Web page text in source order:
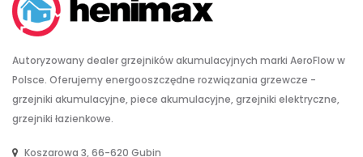
Autoryzowany dealer grzejników akumulacyjnych marki AeroFlow w
Polsce. Oferujemy energooszczędne rozwiązania grzewcze -
grzejniki akumulacyjne, piece akumulacyjne, grzejniki elektryczne,
grzejniki łazienkowe.
Koszarowa 3, 66-620 Gubin